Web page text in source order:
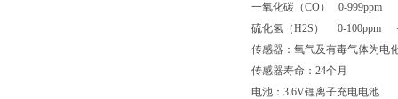
一氧化碳（CO） 0-
硫化氢（H2S） 0-
传感器：氧气及有毒气体为电
传感器寿命：24个月
电池：3.6V锂离子充电电池